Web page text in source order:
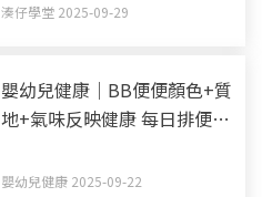
湊仔學堂 2025-09-29
嬰幼兒健康｜BB便便顏色+質
地+氣味反映健康 每日排便幾
嬰幼兒健康 2025-09-22